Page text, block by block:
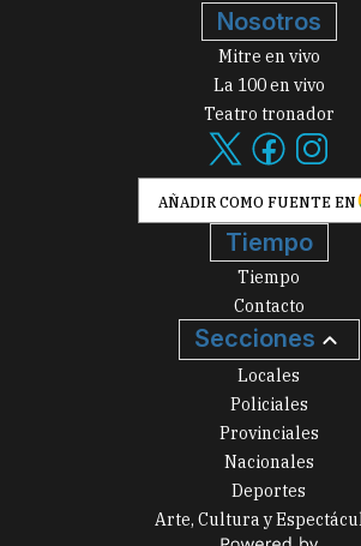
Nosotros
Mitre en vivo
La 100 en vivo
Teatro tronador
AÑADIR COMO FUENTE EN
Tiempo
Tiempo
Contacto
Secciones
Locales
Policiales
Provinciales
Nacionales
Deportes
Arte, Cultura y